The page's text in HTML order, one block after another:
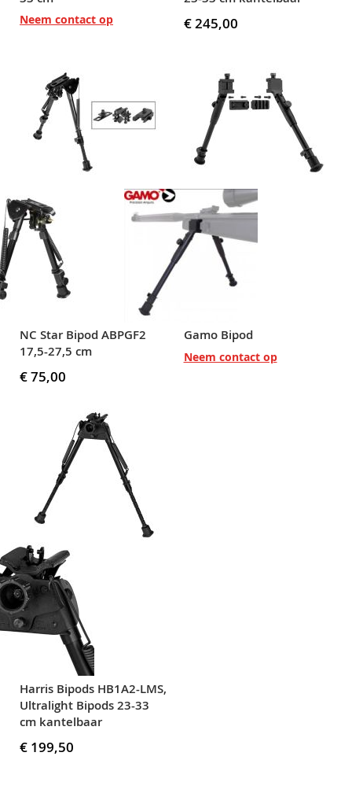
Neem contact op € 245,00
NC Star Bipod ABPGF2
17,5-27,5 cm
€ 75,00
Gamo Bipod
Neem contact op
Harris Bipods HB1A2-LMS,
Ultralight Bipods 23-33
cm kantelbaar
€ 199,50